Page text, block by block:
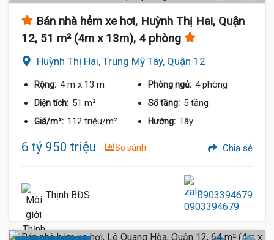
Bán nhà hẻm xe hơi, Huỳnh Thị Hai, Quận
12, 51 m² (4m x 13m), 4 phòng
Huỳnh Thị Hai, Trung Mỹ Tây, Quận 12
Rộng: 4 m x 13 m Phòng ngủ: 4 phòng
Diện tích: 51 m² Số tầng: 5 tầng
Giá/m²: 112 triệu/m² Hướng: Tây
6 tỷ 950 triệu So sánh Chia sẻ
Thịnh BĐS 0903394679